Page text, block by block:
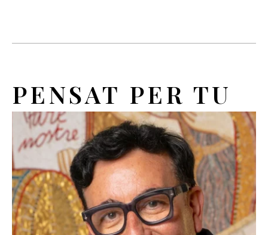
PENSAT PER TU